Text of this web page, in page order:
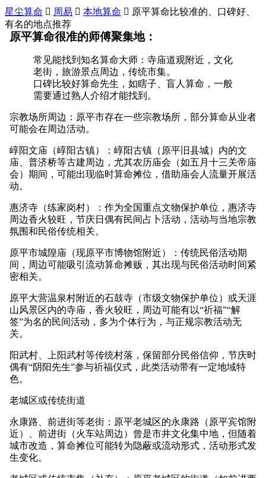
星尘算命  周易  本地算命  原平算命比较准的、口碑好、
有名的地点推荐
原平算命很准的师傅聚集地：
常见能找到知名算命大师：寺庙道观附近，文化
老街，旅游景点周边，传统市集。
口碑比较好算命先生，如瞎子、盲人算命，一般
需要通过熟人介绍才能找到。
宗教场所周边：原平市存在一些宗教场所，部分算命从业者
可能会在周边活动。
崞阳文庙（崞阳古镇）：崞阳古镇（原平旧县城）内的文
庙、普济桥等古建周边，尤其农历庙会（如五月十三关帝庙
会）期间，可能出现临时算命摊位，借助庙会人流量开展活
动。
惠济寺（练家岗村）：作为全国重点文物保护单位，惠济寺
周边香火较旺，节庆日偶有民间占卜活动，活动与当地宗教
氛围和民俗传统相关。
原平市城隍庙（现原平市博物馆附近）：传统民俗活动期
间，周边可能吸引流动算命摊贩，其出现与民俗活动时间紧
密相关。
原平大营温泉村附近的石鼓寺（市级文物保护单位）或天涯
山风景区内的寺庙，香火较旺，周边可能有以“祈福”“解
签”为名的民间活动，多为个体行为，与正规宗教活动无
关。
阳武村、上阳武村等传统村落，保留部分民俗信仰，节庆时
偶有“阴阳先生”参与祈福仪式，此类活动带有一定地域特
色。
老城区或传统街道
永康路、前进街等老街：原平老城区的永康路（原平宾馆附
近）、前进街（火车站周边）曾是市井文化集中地，但随着
城市改造，算命摊位可能转为隐蔽或流动形式，活动形式发
生变化。